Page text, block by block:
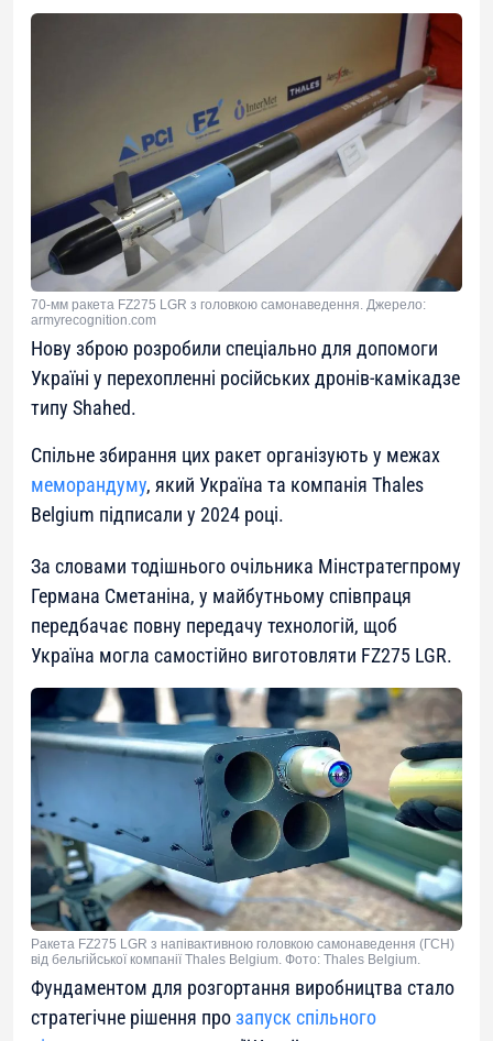
70-мм ракета FZ275 LGR з головкою самонаведення. Джерело:
armyrecognition.com
Нову зброю розробили спеціально для допомоги
Україні у перехопленні російських дронів-камікадзе
типу Shahed.
Спільне збирання цих ракет організують у межах
меморандуму, який Україна та компанія Thales
Belgium підписали у 2024 році.
За словами тодішнього очільника Мінстратегпрому
Германа Сметаніна, у майбутньому співпраця
передбачає повну передачу технологій, щоб
Україна могла самостійно виготовляти FZ275 LGR.
Ракета FZ275 LGR з напівактивною головкою самонаведення (ГСН)
від бельгійської компанії Thales Belgium. Фото: Thales Belgium.
Фундаментом для розгортання виробництва стало
стратегічне рішення прозапуск спільного